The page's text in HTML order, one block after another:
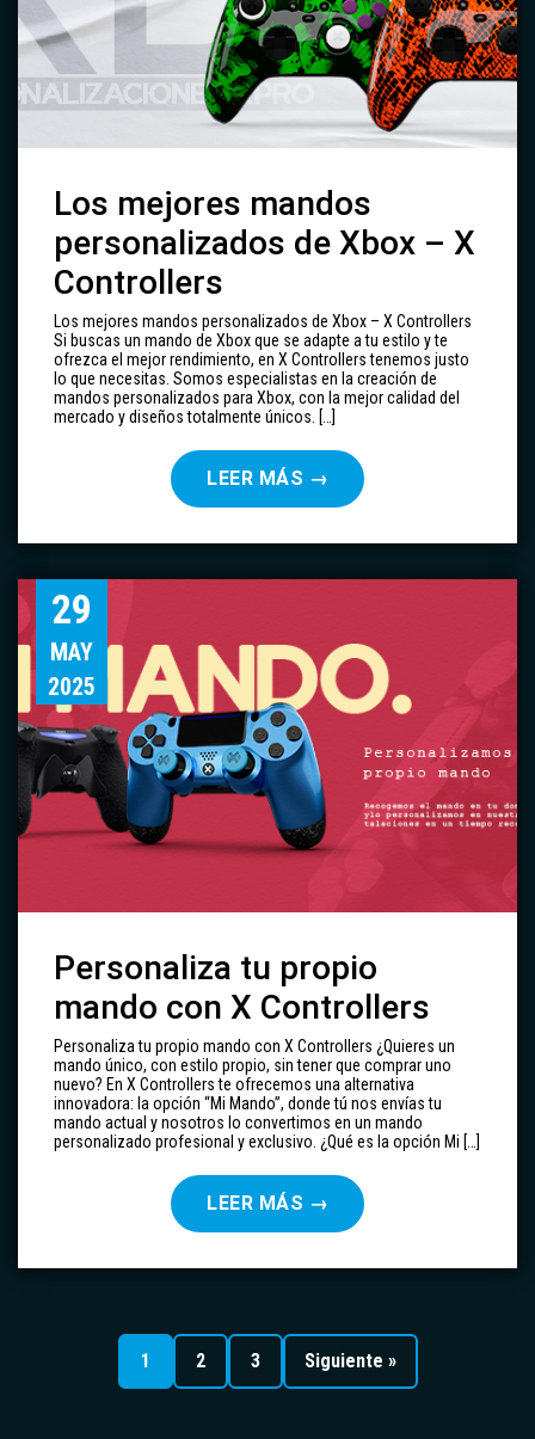
Los mejores mandos
personalizados de Xbox – X
Controllers
Los mejores mandos personalizados de Xbox – X Controllers
Si buscas un mando de Xbox que se adapte a tu estilo y te
ofrezca el mejor rendimiento, en X Controllers tenemos justo
lo que necesitas. Somos especialistas en la creación de
mandos personalizados para Xbox, con la mejor calidad del
mercado y diseños totalmente únicos. […]
LEER MÁS →
29
MAY
2025
Personaliza tu propio
mando con X Controllers
Personaliza tu propio mando con X Controllers ¿Quieres un
mando único, con estilo propio, sin tener que comprar uno
nuevo? En X Controllers te ofrecemos una alternativa
innovadora: la opción “Mi Mando”, donde tú nos envías tu
mando actual y nosotros lo convertimos en un mando
personalizado profesional y exclusivo. ¿Qué es la opción Mi […]
LEER MÁS →
Paginación
de
1 2 3 Siguiente »